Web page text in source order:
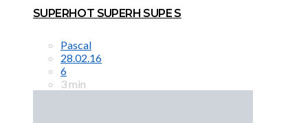
SUPERHOT SUPERH SUPE S
Pascal
28.02.16
6
3 min